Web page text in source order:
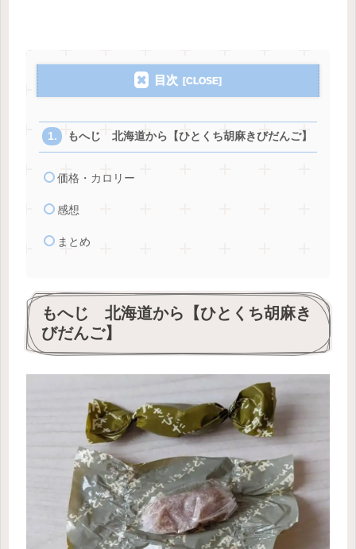
目次
もへじ 北海道から【ひとくち胡麻きびだんご】
価格・カロリー
感想
まとめ
もへじ 北海道から【ひとくち胡麻き
びだんご】